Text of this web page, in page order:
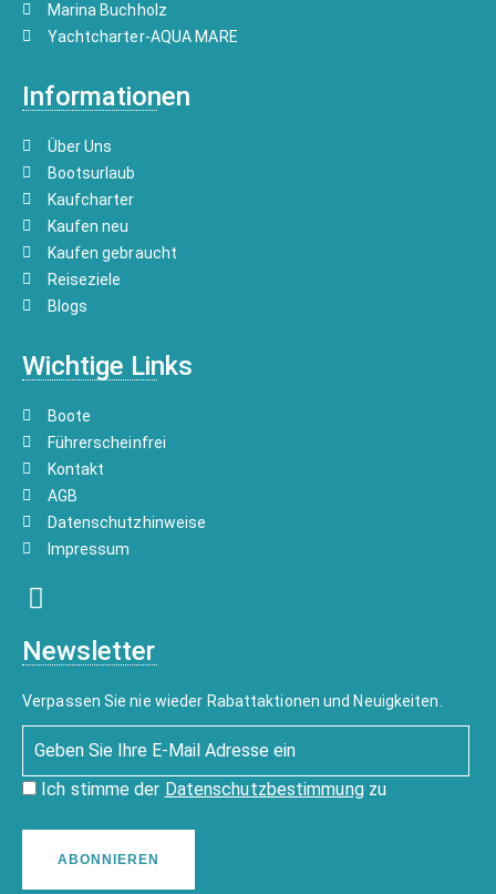
Marina Buchholz
Yachtcharter-AQUA MARE
Informationen
Über Uns
Bootsurlaub
Kaufcharter
Kaufen neu
Kaufen gebraucht
Reiseziele
Blogs
Wichtige Links
Boote
Führerscheinfrei
Kontakt
AGB
Datenschutzhinweise
Impressum
Newsletter
Verpassen Sie nie wieder Rabattaktionen und Neuigkeiten.
Ich stimme der Datenschutzbestimmungzu
ABONNIEREN